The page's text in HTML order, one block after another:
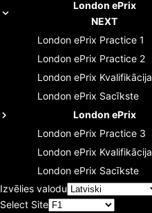
London ePrix
NEXT
London ePrix Practice 1
London ePrix Practice 2
London ePrix Kvalifikācija
London ePrix Sacīkste
London ePrix
London ePrix Practice 3
London ePrix Kvalifikācija
London ePrix Sacīkste
Izvēlies valodu
Select Site